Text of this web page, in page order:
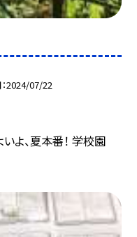
2024/07/22
いよ、夏本番！ 学校園